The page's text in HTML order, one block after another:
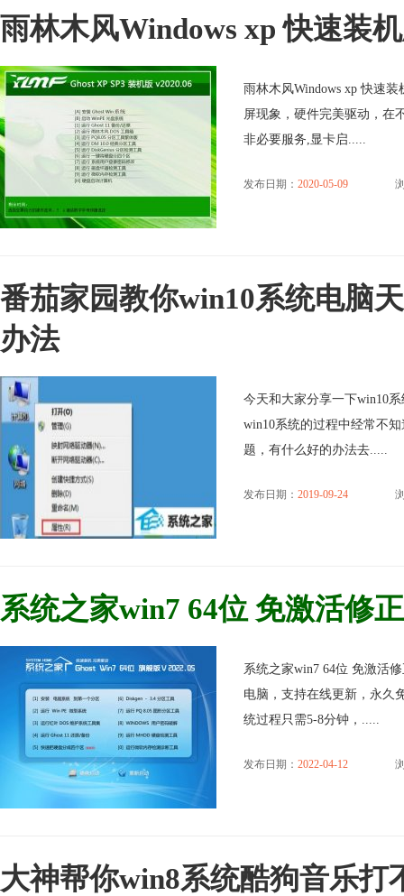
雨林木风Windows xp 快速装
雨林木风Windows xp 快速
屏现象，硬件完美驱动，在
非必要服务,显卡启.....
发布日期： 2020-05-09
番茄家园教你win10系统电脑
办法
今天和大家分享一下win10
win10系统的过程中经常不
题，有什么好的办法去.....
发布日期： 2019-09-24
系统之家win7 64位 免激活修
系统之家win7 64位 免激活
电脑，支持在线更新，永久
统过程只需5-8分钟，.....
发布日期： 2022-04-12
大神帮你win8系统酷狗音乐打